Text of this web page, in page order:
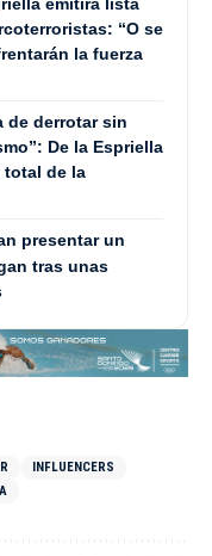
“O se
la fuerza
de derrotar sin
De la Espriella
total de la
presentar un
tras unas
INFLUENCERS